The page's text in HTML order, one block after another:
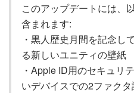
このアップデートには、
含まれます:
・黒人歴史月間を記念し
る新しいユニティの壁紙
・Apple ID用のセキュリ
いデバイスでの2ファク